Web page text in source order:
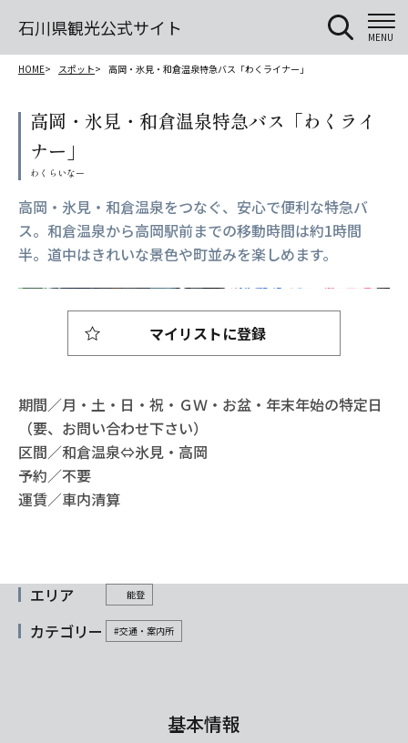
石川県観光公式サイト MENU
HOME スポット 高岡・氷見・和倉温泉特急バス「わくライナー」
高岡・氷見・和倉温泉特急バス「わくライ
ナー」
高岡・氷見・和倉温泉をつなぐ、安心で便利な特急バ
ス。和倉温泉から高岡駅前までの移動時間は約1時間
半。道中はきれいな景色や町並みを楽しめます。
期間／月・土・日・祝・ＧＷ・お盆・年末年始の特定日
（要、お問い合わせ下さい）
区間／和倉温泉⇔氷見・高岡
予約／不要
運賃／車内清算
マイリストに登録
エリア 能登
カテゴリー #交通・案内所
基本情報